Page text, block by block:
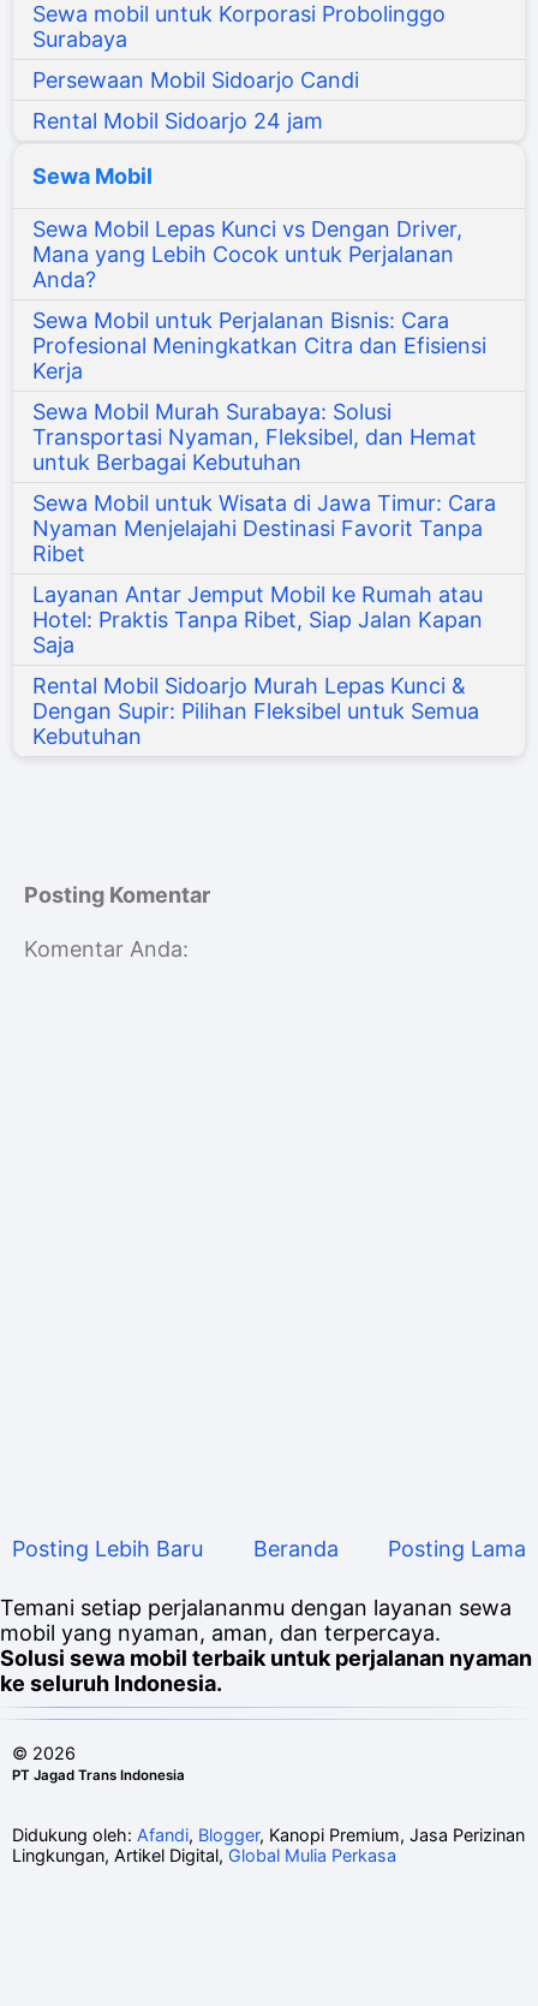
Sewa mobil untuk Korporasi Probolinggo
Surabaya
Persewaan Mobil Sidoarjo Candi
Rental Mobil Sidoarjo 24 jam
Sewa Mobil
Sewa Mobil Lepas Kunci vs Dengan Driver,
Mana yang Lebih Cocok untuk Perjalanan
Anda?
Sewa Mobil untuk Perjalanan Bisnis: Cara
Profesional Meningkatkan Citra dan Efisiensi
Kerja
Sewa Mobil Murah Surabaya: Solusi
Transportasi Nyaman, Fleksibel, dan Hemat
untuk Berbagai Kebutuhan
Sewa Mobil untuk Wisata di Jawa Timur: Cara
Nyaman Menjelajahi Destinasi Favorit Tanpa
Ribet
Layanan Antar Jemput Mobil ke Rumah atau
Hotel: Praktis Tanpa Ribet, Siap Jalan Kapan
Saja
Rental Mobil Sidoarjo Murah Lepas Kunci &
Dengan Supir: Pilihan Fleksibel untuk Semua
Kebutuhan
Posting Komentar
Komentar Anda:
Posting Lebih Baru Posting Lama
Beranda
Temani setiap perjalananmu dengan layanan sewa
mobil yang nyaman, aman, dan terpercaya.
Solusi sewa mobil terbaik untuk perjalanan nyaman
ke seluruh Indonesia.
© 2026
PT Jagad Trans Indonesia
Didukung oleh: Afandi, Blogger, Kanopi Premium, Jasa Perizinan
Lingkungan, Artikel Digital, Global Mulia Perkasa